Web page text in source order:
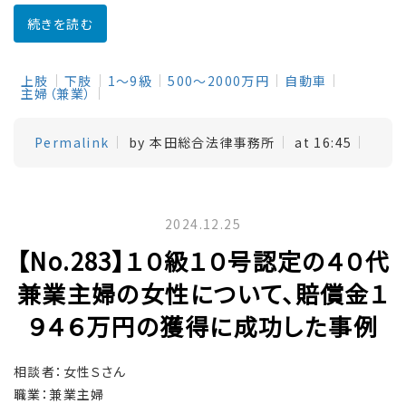
続きを読む
上肢 下肢 1～9級 500～2000万円 自動車
主婦（兼業）
Permalink by 本田総合法律事務所 at 16:45
2024.12.25
【No.283】１０級１０号認定の４０代
兼業主婦の女性について、賠償金１
９４６万円の獲得に成功した事例
相談者：女性Ｓさん
職業：兼業主婦